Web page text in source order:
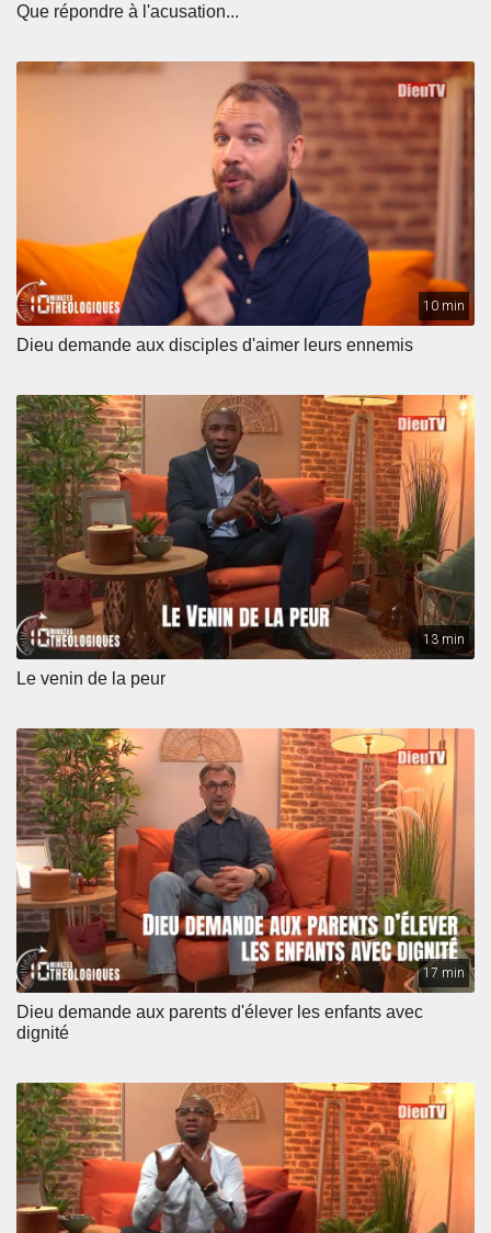
Que répondre à l'acusation...
10 min
Dieu demande aux disciples d'aimer leurs ennemis
13 min
Le venin de la peur
17 min
Dieu demande aux parents d'élever les enfants avec
dignité